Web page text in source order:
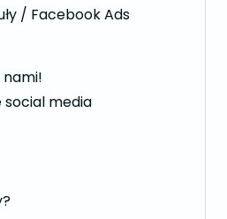
/ Facebook Ads
nami!
social media